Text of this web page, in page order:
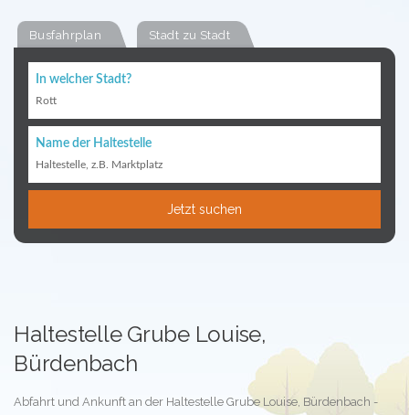
Busfahrplan Stadt zu Stadt
In welcher Stadt?
Rott
Name der Haltestelle
Haltestelle, z.B. Marktplatz
Jetzt suchen
Haltestelle Grube Louise,
Bürdenbach
Abfahrt und Ankunft an der Haltestelle Grube Louise, Bürdenbach -